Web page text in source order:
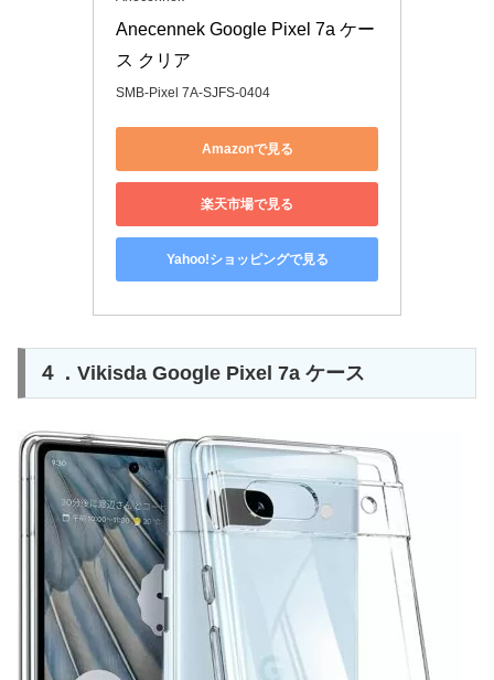
Anecennek Google Pixel 7a ケー
ス クリア
SMB-Pixel 7A-SJFS-0404
Amazonで見る
楽天市場で見る
Yahoo!ショッピングで見る
４．Vikisda Google Pixel 7a ケース